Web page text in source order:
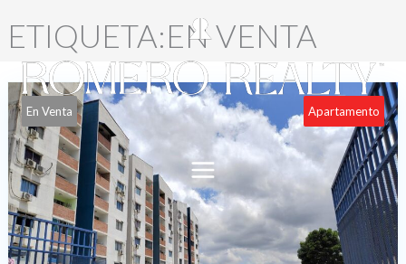
ETIQUETA:EN VENTA
En Venta Apartamento